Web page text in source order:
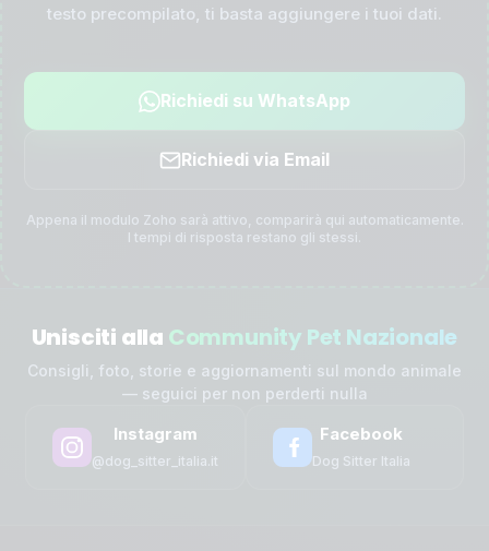
testo precompilato, ti basta aggiungere i tuoi dati.
Richiedi su WhatsApp
Richiedi via Email
Appena il modulo Zoho sarà attivo, comparirà qui automaticamente.
I tempi di risposta restano gli stessi.
Unisciti alla Community Pet Nazionale
Consigli, foto, storie e aggiornamenti sul mondo animale
— seguici per non perderti nulla
Instagram
@dog_sitter_italia.it
Facebook
Dog Sitter Italia